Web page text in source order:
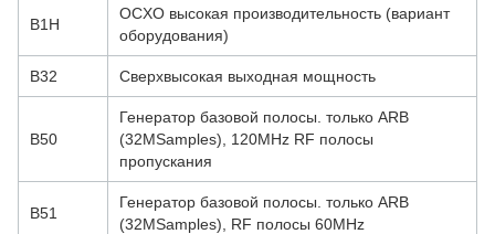
B1H
OCXO высокая производительность (вариант
оборудования)
B32 Сверхвысокая выходная мощность
B50
Генератор базовой полосы. только ARB
(32MSamples), 120MHz RF полосы
пропускания
B51
Генератор базовой полосы. только ARB
(32MSamples), RF полосы 60MHz